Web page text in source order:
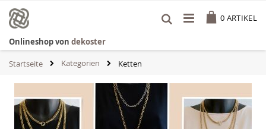
Inhalt
springen
0 ARTIKEL
Onlineshop von dekoster
Startseite Kategorien Ketten